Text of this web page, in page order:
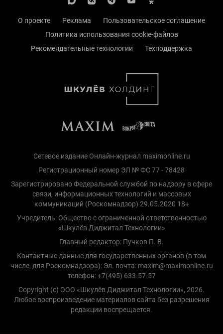
О проекте Реклама
Пользовательское соглашение
Политика использования cookie-файлов
Рекомендательные технологии
Техподдержка
Сетевое издание Онлайн-журнал maximonline.ru
Регистрационный номер ЭЛ № ФС 77 - 78428
Зарегистрировано Федеральной службой по надзору в сфере
связи, информационных технологий и массовых
коммуникаций (Роскомнадзор) 29.05.2020 18+
Учредитель: Общество с ограниченной ответственностью
«Шкулёв Диджитал Технологии»
Главный редактор: Пучков П. В.
Контактные данные для государственных органов (в том
числе, для Роскомнадзора): Эл. почта: maxim@maximonline.ru
телефон: +7(495) 633-57-57
Copyright (с) ООО «Шкулёв Диджитал Технологии», 2026.
Любое воспроизведение материалов сайта без разрешения
редакции воспрещается.